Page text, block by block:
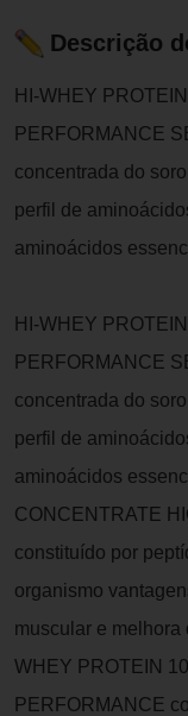
Descrição
HI-WHEY
PERFORMANCE
concentrada do
perfil de
aminoácidos
HI-WHEY
PERFORMANCE
concentrada do
perfil de
aminoácidos
CONCENTRATE
constituído por
organismo
muscular e melhora
WHEY PROTEIN
PERFORMANCE